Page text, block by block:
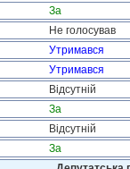
За
Не голосував
Утримався
Утримався
Відсутній
За
Відсутній
За